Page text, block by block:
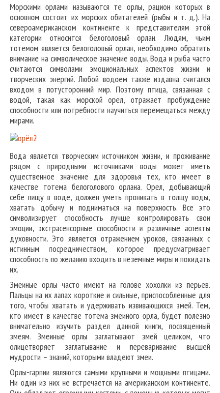
Морскими орлами называются те орлы, рацион которых в
основном состоит их морских обитателей (рыбы и т. д.). На
североамериканском континенте к представителям этой
категории относится белоголовый орлан. Людям, чьим
тотемом является белоголовый орлан, необходимо обратить
внимание на символическое значение воды. Вода и рыба часто
считаются символами эмоциональных аспектов жизни и
творческих энергий. Любой водоем также издавна считался
входом в потусторонний мир. Поэтому птица, связанная с
водой, такая как морской орел, отражает пробуждение
способности или потребности научиться перемещаться между
мирами.
Вода является творческим источником жизни, и проживание
рядом с природными источниками воды может иметь
существенное значение для здоровья тех, кто имеет в
качестве тотема белоголового орлана. Орел, добывающий
себе пищу в воде, должен уметь проникать в толщу воды,
хватать добычу и подниматься на поверхность. Все это
символизирует способность лучше контролировать свои
эмоции, экстрасенсорные способности и различные аспекты
духовности. Это является отражением уроков, связанных с
истинным посредничеством, которое предусматривает
способность по желанию входить в неземные миры и покидать
их.
Змеиные орлы часто имеют на голове хохолки из перьев.
Пальцы на их лапах короткие и сильные, приспособленные для
того, чтобы хватать и удерживать извивающихся змей. Тем,
кто имеет в качестве тотема змеиного орла, будет полезно
внимательно изучить раздел данной книги, посвященный
змеям. Змеиные орлы заглатывают змей целиком, что
олицетворяет заглатывание и переваривание высшей
мудрости – знаний, которыми владеют змеи.
Орлы-гарпии являются самыми крупными и мощными птицами.
Ни один из них не встречается на американском континенте.